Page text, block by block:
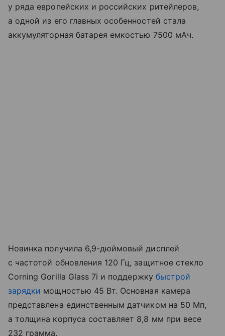
у ряда европейских и российских ритейлеров,
а одной из его главных особенностей стала
аккумуляторная батарея емкостью 7500 мАч.
Новинка получила 6,9-дюймовый дисплей
с частотой обновления 120 Гц, защитное стекло
Corning Gorilla Glass 7i и поддержку быстрой
зарядки мощностью 45 Вт. Основная камера
представлена единственным датчиком на 50 Мп,
а толщина корпуса составляет 8,8 мм при весе
232 грамма.